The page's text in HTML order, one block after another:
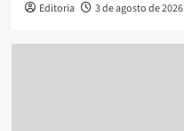
Editoria 3 de agosto de 2026